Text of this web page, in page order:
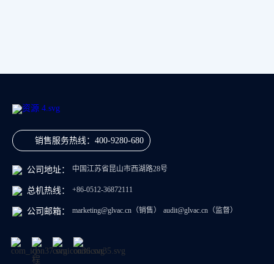
销售服务热线： 400-9280-680
公司地址： 中国江苏省昆山市西湖路28号
总机热线： +86-0512-36872111
公司邮箱： marketing@glvac.cn （销售） audit@glvac.cn （监督）